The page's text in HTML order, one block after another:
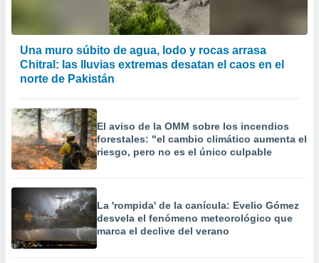
Una muro súbito de agua, lodo y rocas arrasa
Chitral: las lluvias extremas desatan el caos en el
norte de Pakistán
El aviso de la OMM sobre los incendios
forestales: "el cambio climático aumenta el
riesgo, pero no es el único culpable
La 'rompida' de la canícula: Evelio Gómez
desvela el fenómeno meteorológico que
marca el declive del verano